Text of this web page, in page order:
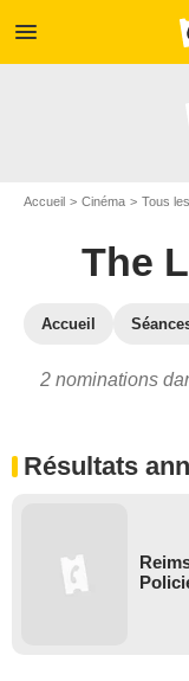
menu
Accueil Cinéma Tous
The
Accueil
2 nominations
Résultats